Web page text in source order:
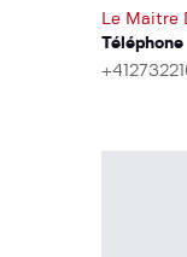
Le Maitre
Téléphone